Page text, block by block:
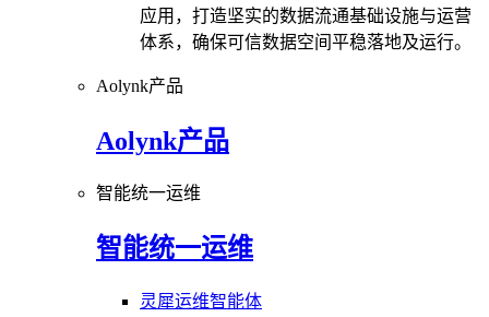
应用，打造坚实的数据流通基础设施与运营
体系，确保可信数据空间平稳落地及运行。
Aolynk产品
Aolynk产品
智能统一运维
智能统一运维
灵犀运维智能体